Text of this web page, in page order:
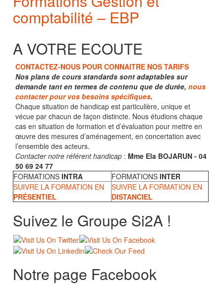
comptabilité – EBP
A VOTRE ECOUTE
CONTACTEZ-NOUS POUR CONNAITRE NOS TARIFS
Nos plans de cours standards sont adaptables sur
demande tant en termes de contenu que de durée,nous
contacter pour vos besoins spécifiques.
Chaque situation de handicap est particulière, unique et
vécue par chacun de façon distincte. Nous étudions chaque
cas en situation de formation et d’évaluation pour mettre en
œuvre des mesures d’aménagement, en concertation avec
l’ensemble des acteurs.
Contacter notre référent handicap : Mme Ela BOJARUN - 04
50 69 24 77
FORMATIONSINTRA FORMATIONSINTER
SUIVRE LA FORMATION EN
PRÉSENTIEL
SUIVRE LA FORMATION EN
DISTANCIEL
Suivez le Groupe Si2A !
Notre page Facebook